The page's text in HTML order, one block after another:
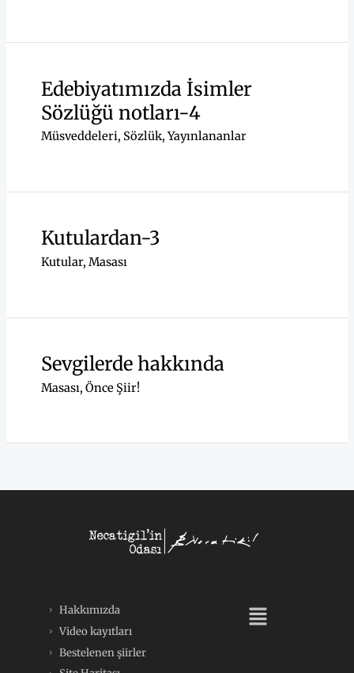
Edebiyatımızda İsimler
Sözlüğü notları-4
Müsveddeleri, Sözlük,Yayınlananlar
Kutulardan-3
Kutular, Masası
Sevgilerde hakkında
Masası, Önce Şiir!
Hakkımızda
Video kayıtları
Bestelenen şiirler
Menü